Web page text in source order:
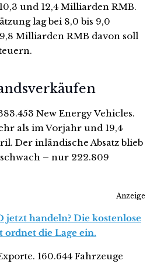
und 12,4 Milliarden RMB.
lag bei 8,0 bis 9,0
Milliarden RMB davon soll
New Energy Vehicles.
als im Vorjahr und 19,4
Der inländische Absatz blieb
– nur 222.809
Anzeige
jetzt handeln? Die kostenlose
ordnet die Lage ein.
160.644 Fahrzeuge